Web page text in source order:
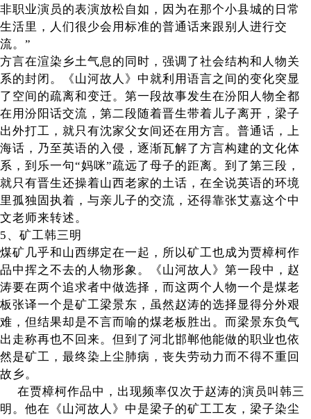
非职业演员的表演放松自如，因为在那个小县城的日常
生活里，人们很少会用标准的普通话来跟别人进行交
流。”
方言在渲染乡土气息的同时，强调了社会结构和人物关
系的封闭。《山河故人》中就利用语言之间的变化突显
了空间的疏离和变迁。第一段故事发生在汾阳人物全都
在用汾阳话交流，第二段随着晋生带着儿子离开，梁子
出外打工，就只有沈家父女间还在用方言。普通话，上
海话，乃至英语的入侵，逐渐瓦解了方言构建的文化体
系，到乐一句“妈咪”疏远了母子的距离。到了第三段，
就只有晋生还操着山西老家的土话，在全说英语的环境
里孤独固执着，与亲儿子的交流，还得靠张艾嘉这个中
文老师来转述。
5、矿工韩三明
煤矿几乎和山西绑定在一起，所以矿工也成为贾樟柯作
品中挥之不去的人物形象。《山河故人》第一段中，赵
涛要在两个追求者中做选择，而这两个人物一个是煤老
板张译一个是矿工梁景东，虽然赵涛的选择显得分外艰
难，但结果却是不言而喻的煤老板胜出。而梁景东负气
出走称再也不回来。但到了河北邯郸他能做的职业也依
然是矿工，最终染上尘肺病，丧失劳动力而不得不重回
故乡。
在贾樟柯作品中，出现频率仅次于赵涛的演员叫韩三
明。他在《山河故人》中是梁子的矿工工友，梁子染尘